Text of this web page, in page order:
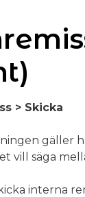
> Skicka
gäller
vill säga
interna